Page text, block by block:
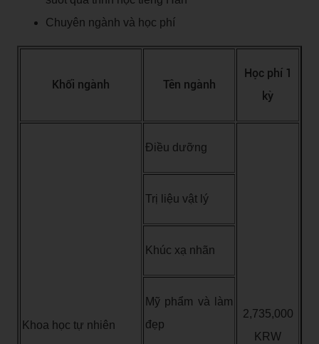
Chuyên ngành và học phí
Khối ngành Tên ngành
Học phí 1
kỳ
Khoa học tự nhiên
Điều dưỡng
2,735,000
KRW
Trị liệu vật lý
Khúc xạ nhãn
Mỹ phẩm và làm
đẹp